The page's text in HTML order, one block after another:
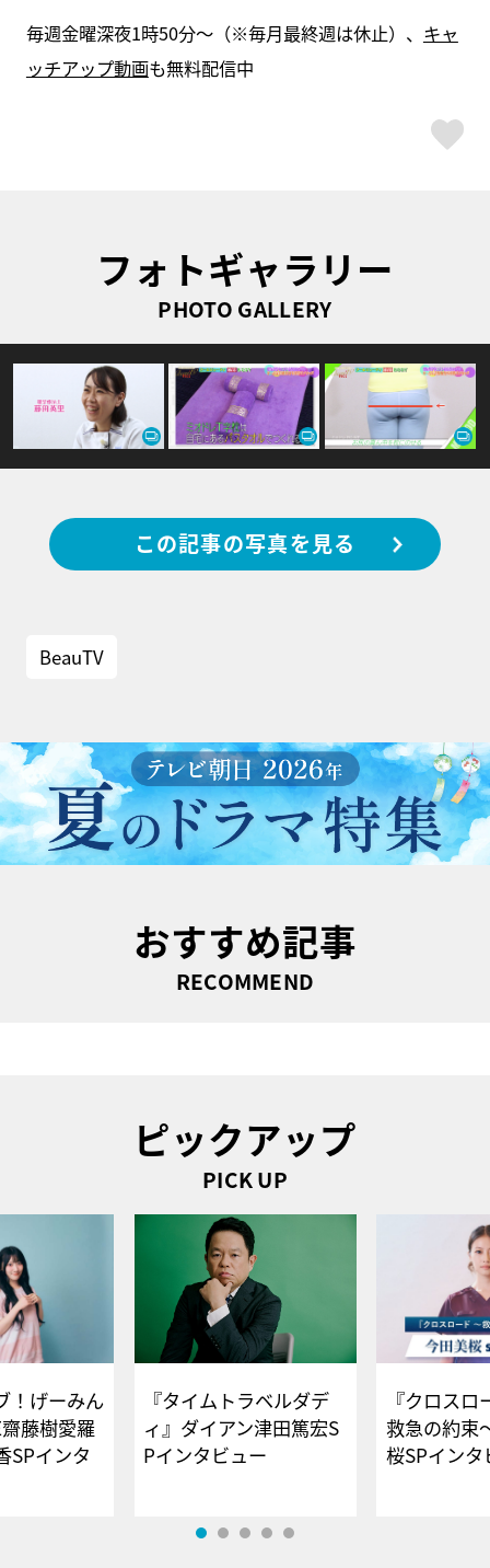
毎週金曜深夜1時50分～（※毎月最終週は休止）、 キャ
ッチアップ動画も無料配信中
フォトギャラリー
PHOTO GALLERY
この記事の写真を見る
BeauTV
おすすめ記事
RECOMMEND
ピックアップ
PICK UP
！げーみん
藤樹愛羅
SPインタ
『タイムトラベルダデ
ィ』ダイアン津田篤宏S
Pインタビュー
『クロス
救急の約束
桜SPイ